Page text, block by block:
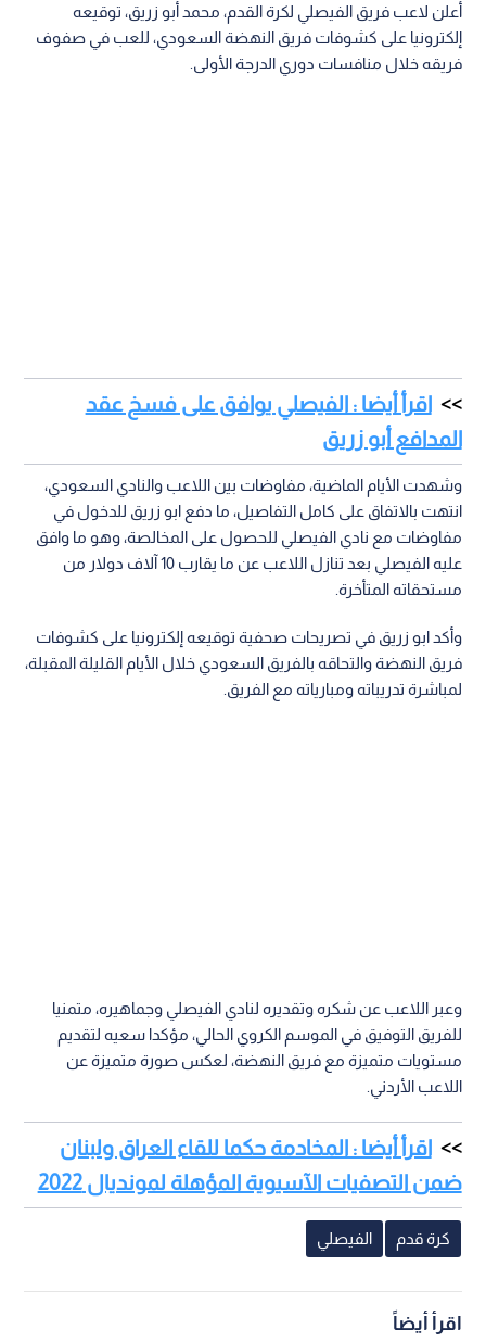
أعلن لاعب فريق الفيصلي لكرة القدم، محمد أبو زريق، توقيعه
إلكترونيا على كشوفات فريق النهضة السعودي، للعب في صفوف
فريقه خلال منافسات دوري الدرجة الأولى.
اقرأ أيضا : الفيصلي يوافق على فسخ عقد
المدافع أبو زريق
وشهدت الأيام الماضية، مفاوضات بين اللاعب والنادي السعودي،
انتهت بالاتفاق على كامل التفاصيل، ما دفع ابو زريق للدخول في
مفاوضات مع نادي الفيصلي للحصول على المخالصة، وهو ما وافق
عليه الفيصلي بعد تنازل اللاعب عن ما يقارب 10 آلاف دولار من
مستحقاته المتأخرة.
وأكد ابو زريق في تصريحات صحفية توقيعه إلكترونيا على كشوفات
فريق النهضة والتحاقه بالفريق السعودي خلال الأيام القليلة المقبلة،
لمباشرة تدريباته ومبارياته مع الفريق.
وعبر اللاعب عن شكره وتقديره لنادي الفيصلي وجماهيره، متمنيا
للفريق التوفيق في الموسم الكروي الحالي، مؤكدا سعيه لتقديم
مستويات متميزة مع فريق النهضة، لعكس صورة متميزة عن
اللاعب الأردني.
اقرأ أيضا : المخادمة حكما للقاء العراق ولبنان
ضمن التصفيات الآسيوية المؤهلة لمونديال 2022
كرة قدم الفيصلي
اقرأ أيضاً